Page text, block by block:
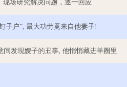
现场研究解决问题，逐一回应
子户”, 最大功劳竟来自他妻子!
间发现嫂子的丑事, 他悄悄藏进羊圈里